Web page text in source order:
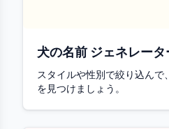
犬の名前 ジェネレータ
スタイルや性別で絞り込ん
を見つけましょう。